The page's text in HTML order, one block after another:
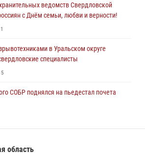
ведомств Свердловской
с Днём семьи, любви и верности!
1
в Уральском округе
специалисты
5
СОБР поднялся на пьедестал почета
комплексному единоборству
область